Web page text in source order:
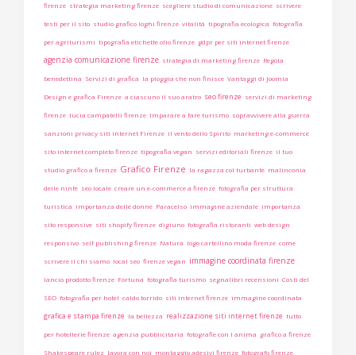
firenze strategia marketing firenze scegliere studio di comunicazione scrivere
testi per il sito studio grafico loghi firenze vitalità tipografia ecologica fotografia
per agriturismi tipografia etichette olio firenze gdpr per siti internet firenze
agenzia comunicazione firenze strategia di marketing firenze Regola
benedettina Servizi di grafica la pioggia che non finisce Vantaggi di Joomla
Design e grafica Firenze a ciascuno il suo aratro seo firenze servizi di marketing
firenze lucia campatelli firenze Imparare a fare turismo sopravvivere alla guerra
sanzioni privacy siti internet Firenze il vento dello Spirito marketing e-commerce
sito internet completo firenze tipografia vegan servizi editoriali firenze il tuo
studio grafico a firenze Grafico Firenze la ragazza col turbante malinconia
delle ninfe seo locale creare un e-commerce a firenze fotografia per struttura
turistica importanza delle donne Paracelso immagine aziendale importanza
sito responsive siti shopify firenze digiuno fotografia ristoranti web design
responsivo self publishing firenze Natura logo cartellino moda firenze come
scrivere il chi siamo local seo firenze vegan immagine coordinata firenze
lancio prodotto firenze Fortuna fotografia turismo segnalibri recensioni Costi del
SEO fotografia per hotel caldo torrido siti internet firenze immagine coordinata
grafica e stampa firenze la bellezza realizzazione siti internet firenze tutto
per hotellerie firenze agenzia pubblicitaria fotografie con l anima grafico a firenze
Shakespeare rulez lavora con noi montaggio adesivi firenze fotografo firenze